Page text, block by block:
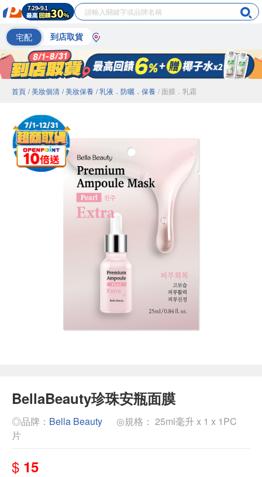
宅配 到店取貨
首頁 / 美妝個清 / 美妝保養 / 乳液．防曬．保養 / 面膜．乳霜
BellaBeauty珍珠安瓶面膜
◎品牌： Bella Beauty
◎規格： 25ml毫升 x 1 x 1PC
片
$ 15